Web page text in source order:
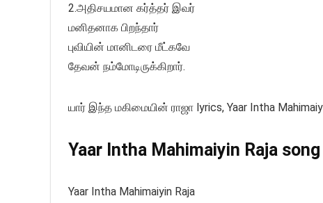
2.அதிசயமான கர்த்தர் இவர்
மனிதனாக பிறந்தார்
புவியின் மானிடரை மீட்கவே
தேவன் நம்மோடிருக்கிறார்.
யார் இந்த மகிமையின் ராஜா lyrics, Yaar Intha
Yaar Intha Mahimaiyin Raja
Yaar Intha Mahimaiyin Raja